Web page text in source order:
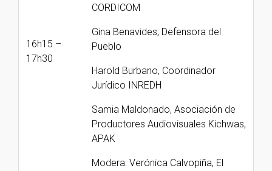
16h15 –
17h30
CORDICOM
Gina Benavides, Defensora del
Pueblo
Harold Burbano, Coordinador
Jurídico INREDH
Samia Maldonado, Asociación de
Productores Audiovisuales Kichwas,
APAK
Modera: Verónica Calvopiña, El